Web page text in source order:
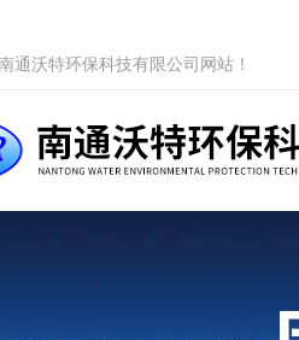
通沃特环保科技有限公司网站！